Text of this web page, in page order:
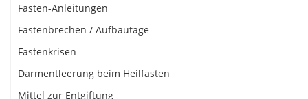
Fasten-Anleitungen
Fastenbrechen / Aufbautage
Fastenkrisen
Darmentleerung beim Heilfasten
Mittel zur Entgiftung